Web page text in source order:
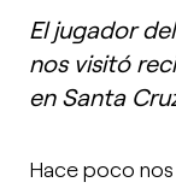
El jugador
nos visitó
en Santa
Hace poco